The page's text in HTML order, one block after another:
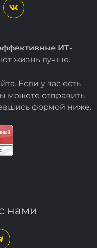
ИТ-
жизнь лучше.
Если у вас есть
можете отправить
формой ниже.
нами